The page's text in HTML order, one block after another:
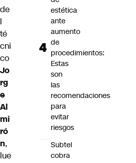
de
l
té
cni
co
Jo
rg
e
Al
mi
ró
n,
lue
estética
ante
aumento
de
procedimientos:
Estas
son
las
recomendaciones
para
evitar
riesgos
Subtel
cobra